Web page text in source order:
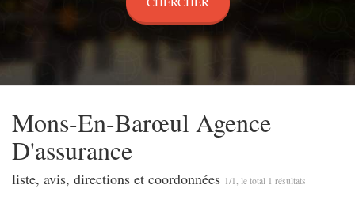
Mons-En-Barœul Agence
D'assurance
liste, avis, directions et coordonnées 1/1, le total 1 résultats